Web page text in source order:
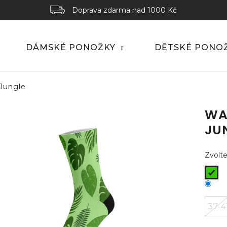
Doprava zdarma nad 1000 Kč
DÁMSKÉ PONOŽKY DĚTSKÉ
37-